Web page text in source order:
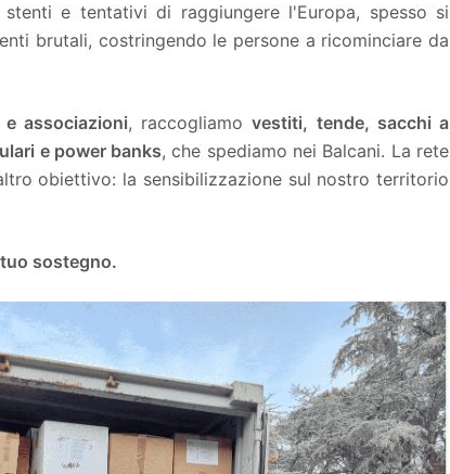
e tentativi di raggiungere l'Europa, spesso si
brutali, costringendo le persone a ricominciare da
associazioni, raccogliamovestiti, tende, sacchi a
e power banks, che spediamo nei Balcani. La rete
obiettivo: la sensibilizzazione sul nostro territorio
sostegno.